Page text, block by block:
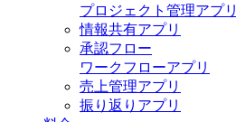
プロジェクト管理アプリ
情報共有アプリ
承認フロー
ワークフローアプリ
売上管理アプリ
振り返りアプリ